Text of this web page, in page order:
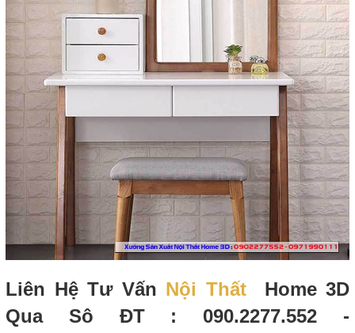
Liên Hệ Tư Vấn Nội ThấtHome 3D
Qua Sô ĐT : 090.2277.552 -